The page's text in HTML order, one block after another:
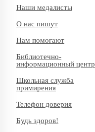
Наши медалисты
О нас пишут
Нам помогают
Библиотечно-
информационный центр
Школьная служба
примирения
Телефон доверия
Будь здоров!